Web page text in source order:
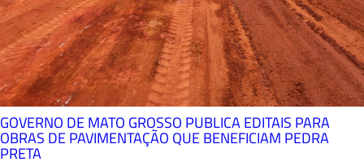
GOVERNO DE MATO GROSSO PUBLICA EDITAIS PARA
OBRAS DE PAVIMENTAÇÃO QUE BENEFICIAM PEDRA
PRETA